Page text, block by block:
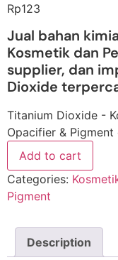
Rp123
Jual bahan
Kosmetik dan
supplier, dan
Dioxide
Titanium Dioxide -
Opacifier &
Add to cart
Categories:
Pigment
Description